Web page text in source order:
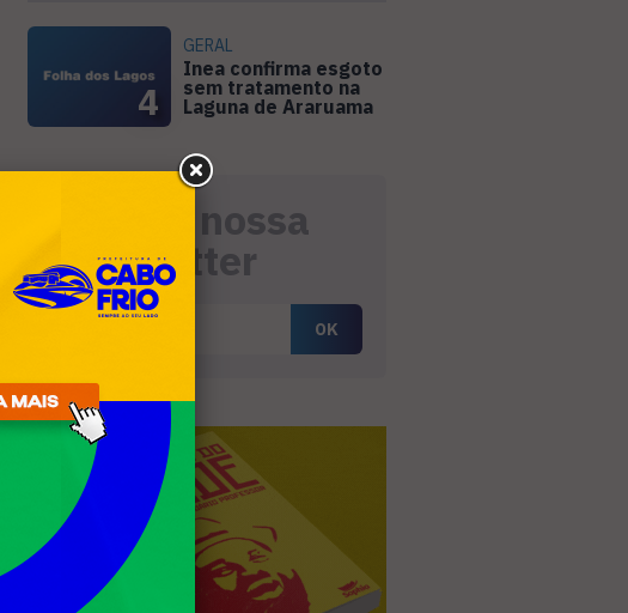
4
GERAL
Inea confirma esgoto
sem tratamento na
Laguna de Araruama
Receba nossa
newsletter